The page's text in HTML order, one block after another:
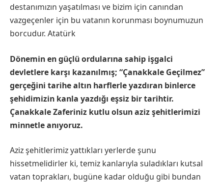
destanımızın yaşatılması ve bizim için canından
vazgeçenler için bu vatanın korunması boynumuzun
borcudur. Atatürk
Dönemin en güçlü ordularına sahip işgalci
devletlere karşı kazanılmış; “Çanakkale Geçilmez”
gerçeğini tarihe altın harflerle yazdıran binlerce
şehidimizin kanla yazdığı eşsiz bir tarihtir.
Çanakkale Zaferiniz kutlu olsun aziz şehitlerimizi
minnetle anıyoruz.
Aziz şehitlerimiz yattıkları yerlerde şunu
hissetmelidirler ki, temiz kanlarıyla suladıkları kutsal
vatan toprakları, bugüne kadar olduğu gibi bundan